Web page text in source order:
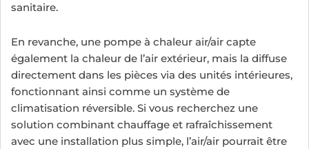
sanitaire.
En revanche, une pompe à chaleur air/air capte
également la chaleur de l’air extérieur, mais la diffuse
directement dans les pièces via des unités intérieures,
fonctionnant ainsi comme un système de
climatisation réversible. Si vous recherchez une
solution combinant chauffage et rafraîchissement
avec une installation plus simple, l’air/air pourrait être